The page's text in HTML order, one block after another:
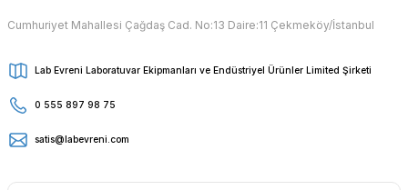
Cumhuriyet Mahallesi Çağdaş Cad. No:13 Daire:11 Çekmeköy/İstanbul
Lab Evreni Laboratuvar Ekipmanları ve Endüstriyel Ürünler Limited Şirketi
0 555 897 98 75
satis@labevreni.com